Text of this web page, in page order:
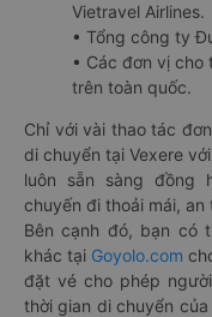
Vietravel Airlines.
• Tổng công ty
• Các đơn vị cho
trên toàn quốc.
Chỉ với vài thao tác
di chuyển tại Vexere
luôn sẵn sàng đồng
chuyến đi thoải mái,
Bên cạnh đó, bạn có
khác tại Goyolo.com
đặt vé cho phép
thời gian di chuyển